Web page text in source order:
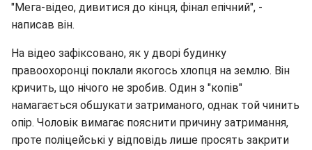
"Мега-відео, дивитися до кінця, фінал епічний", -
написав він.
На відео зафіксовано, як у дворі будинку
правоохоронці поклали якогось хлопця на землю. Він
кричить, що нічого не зробив. Один з "копів"
намагається обшукати затриманого, однак той чинить
опір. Чоловік вимагає пояснити причину затримання,
проте поліцейські у відповідь лише просять закрити